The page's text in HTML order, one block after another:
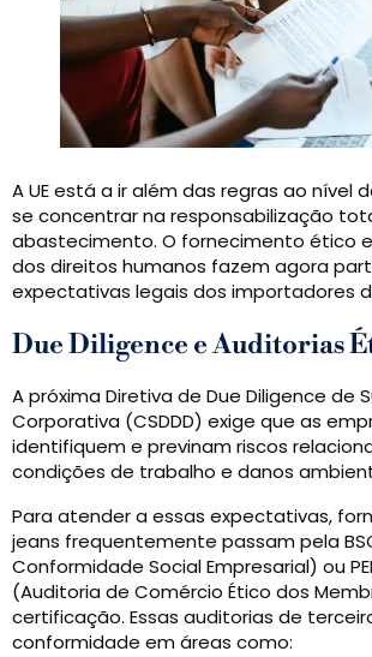
A UE está a ir além das regras ao nível
se concentrar na responsabilização
abastecimento. O fornecimento ético
dos direitos humanos fazem agora
expectativas legais dos importadores
Due Diligence e Auditorias
A próxima Diretiva de Due Diligence de
Corporativa (CSDDD) exige que as
identifiquem e previnam riscos
condições de trabalho e danos
Para atender a essas expectativas,
jeans frequentemente passam pela
Conformidade Social Empresarial) ou
(Auditoria de Comércio Ético dos
certificação. Essas auditorias de
conformidade em áreas como: